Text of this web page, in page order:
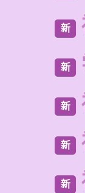
新
新
新
新
新